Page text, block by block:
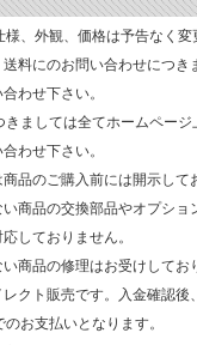
、外観、価格は予告なく変
料にのお問い合わせにつき
わせ下さい。
ましては全てホームペー
わせ下さい。
品のご購入前には開示して
商品の交換部品やオプショ
しておりません。
商品の修理はお受けしてお
クト販売です。入金確認
お支払いとなります。